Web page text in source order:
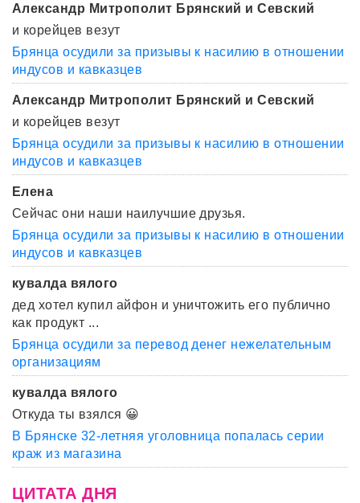
Александр Митрополит Брянский и Севский
и корейцев везут
Брянца осудили за призывы к насилию в отношении
индусов и кавказцев
Александр Митрополит Брянский и Севский
и корейцев везут
Брянца осудили за призывы к насилию в отношении
индусов и кавказцев
Елена
Сейчас они наши наилучшие друзья.
Брянца осудили за призывы к насилию в отношении
индусов и кавказцев
кувалда вялого
дед хотел купил айфон и уничтожить его публично
как продукт ...
Брянца осудили за перевод денег нежелательным
организациям
кувалда вялого
Откуда ты взялся 😀
В Брянске 32-летняя уголовница попалась серии
краж из магазина
ЦИТАТА ДНЯ